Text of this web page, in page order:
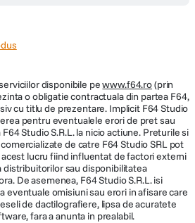
disponibile pewww.f64.ro(prin
o obligatie contractuala din partea F64,
cu titlu de prezentare. Implicit F64 Studio
pentru eventualele erori de pret sau
Studio S.R.L. la nicio actiune. Preturile si
de catre F64 Studio SRL pot
lucru fiind influentat de factori externi
distribuitorilor sau disponibilitatea
De asemenea, F64 Studio S.R.L. isi
eventuale omisiuni sau erori in afisare care
de dactilografiere, lipsa de acuratete
fara a anunta in prealabil.